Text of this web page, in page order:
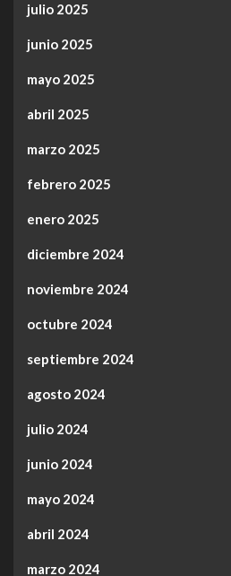
julio 2025
junio 2025
mayo 2025
abril 2025
marzo 2025
febrero 2025
enero 2025
diciembre 2024
noviembre 2024
octubre 2024
septiembre 2024
agosto 2024
julio 2024
junio 2024
mayo 2024
abril 2024
marzo 2024